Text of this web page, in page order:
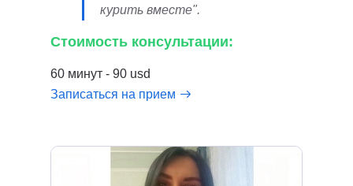
курить вместе".
Стоимость консультации:
60 минут - 90 usd
Записаться на прием